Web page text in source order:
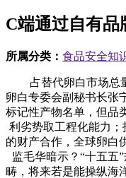
C端通过自有品
所属分类： 食品安全知
占替代卵白市场总量
卵白专委会副秘书长张
标记性产物名单，但品
利劣势取工程化能力；
的财产合作，全球卵白
监毛华暗示？“十五五
畴，将来若是能操纵海